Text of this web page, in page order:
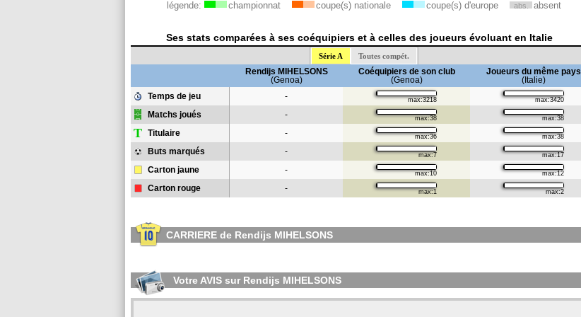
légende: championnat coupe(s) nationale coupe(s) d'europe abs. absent
Ses stats comparées à ses coéquipiers et à celles des joueurs évoluant en Italie
Série A Toutes compét.
Rendijs MIHELSONS
(Genoa)
Coéquipiers de son club
(Genoa)
Joueurs du même pays
(Italie)
Temps de jeu
- max:3218 max:3420
Matchs joués - max:38 max:38
T Titulaire - max:36 max:38
Buts marqués - max:7 max:17
Carton jaune - max:10 max:12
Carton rouge - max:1 max:2
CARRIERE de Rendijs MIHELSONS
Votre AVIS sur Rendijs MIHELSONS